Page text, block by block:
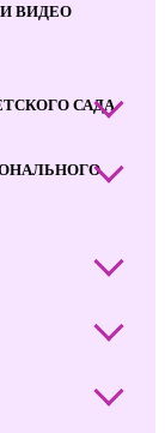
ВИДЕО
САДА